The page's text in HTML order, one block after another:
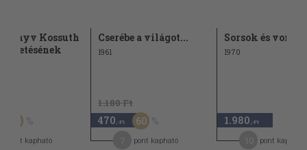
Kossuth
50
pont kapható
Cserébe a világot...
1961
1.180 Ft
470 ,-Ft 60
pont kapható
Sorsok és
1970
1.980 ,-Ft
pont kapható